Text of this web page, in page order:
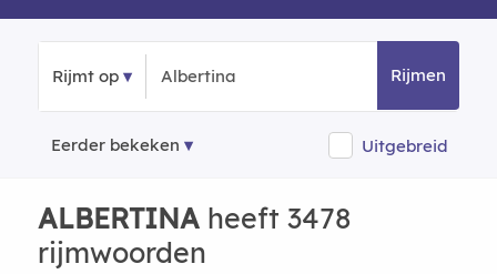
Rijmt op Rijmen
Eerder bekeken Uitgebreid
ALBERTINAheeft 3478
rijmwoorden